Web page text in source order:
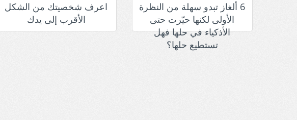
اعرف شخصيتك من الشكل
الأقرب إلى يدك
6 ألغاز تبدو سهلة من النظرة
الأولى لكنها حيّرت حتى
الأذكياء في حلها فهل
تستطيع حلها؟